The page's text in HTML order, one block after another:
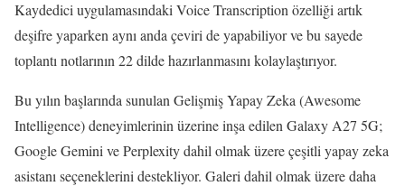
Kaydedici uygulamasındaki Voice Transcription özelliği artık
deşifre yaparken aynı anda çeviri de yapabiliyor ve bu sayede
toplantı notlarının 22 dilde hazırlanmasını kolaylaştırıyor.
Bu yılın başlarında sunulan Gelişmiş Yapay Zeka (Awesome
Intelligence) deneyimlerinin üzerine inşa edilen Galaxy A27 5G;
Google Gemini ve Perplexity dahil olmak üzere çeşitli yapay zeka
asistanı seçeneklerini destekliyor. Galeri dahil olmak üzere daha